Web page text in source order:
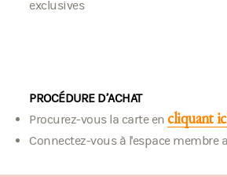
exclusives
PROCÉDURE D’ACHAT
Procurez-vous la carte encliquant
Connectez-vous à l'espace membre